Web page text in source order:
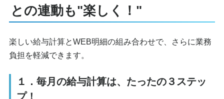
との連動も"楽しく！"
楽しい給与計算とWEB明細の組み合わせで、さらに業務
負担を軽減できます。
１．毎月の給与計算は、たったの３ステッ
プ！